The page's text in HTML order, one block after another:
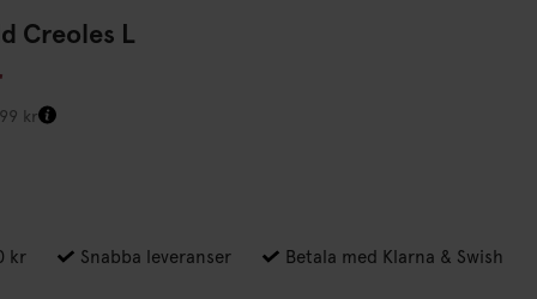
Creoles L
kr
kr Snabba leveranser Betala med Klarna & Swish